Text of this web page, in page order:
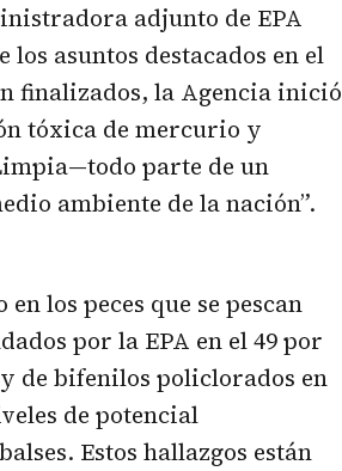
adjunto de EPA
asuntos destacados en el
finalizados, la Agencia inició
tóxica de mercurio y
parte de un
ambiente de la nación”.
los peces que se pescan
por la EPA en el 49 por
de bifenilos policlorados en
de potencial
Estos hallazgos están